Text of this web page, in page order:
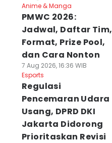
Anime & Manga
PMWC 2026:
Jadwal, Daftar Tim,
Format, Prize Pool,
dan Cara Nonton
7 Aug 2026, 16:36 WIB
Esports
Regulasi
Pencemaran Udara
Usang, DPRD DKI
Jakarta Didorong
Prioritaskan Revisi